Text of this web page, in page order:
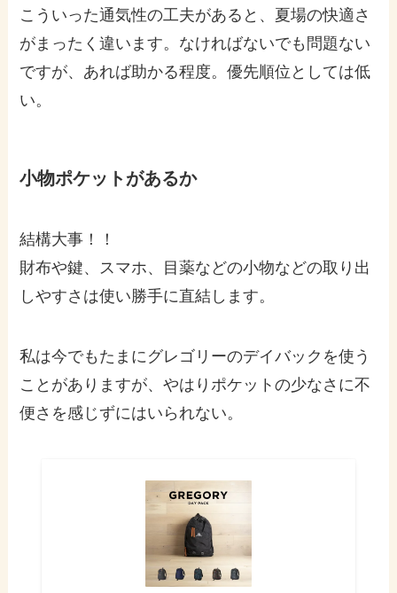
こういった通気性の工夫があると、夏場の快適さ
がまったく違います。なければないでも問題ない
ですが、あれば助かる程度。優先順位としては低
い。
小物ポケットがあるか
結構大事！！
財布や鍵、スマホ、目薬などの小物などの取り出
しやすさは使い勝手に直結します。
私は今でもたまにグレゴリーのデイバックを使う
ことがありますが、やはりポケットの少なさに不
便さを感じずにはいられない。